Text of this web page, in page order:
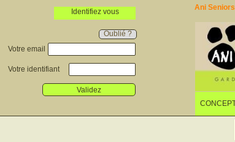
Identifiez vous
Oublié ?
Votre email
Votre identifiant
Validez
Ani